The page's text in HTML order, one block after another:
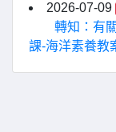
2026-07-09
轉知：有
課-海洋素養教